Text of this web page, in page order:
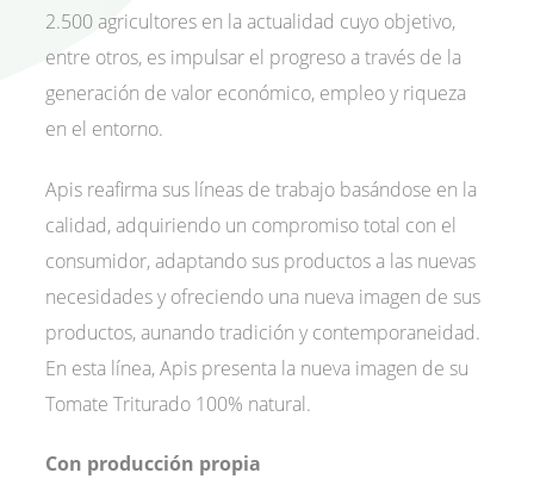
2.500 agricultores en la actualidad cuyo objetivo,
entre otros, es impulsar el progreso a través de la
generación de valor económico, empleo y riqueza
en el entorno.
Apis reafirma sus líneas de trabajo basándose en la
calidad, adquiriendo un compromiso total con el
consumidor, adaptando sus productos a las nuevas
necesidades y ofreciendo una nueva imagen de sus
productos, aunando tradición y contemporaneidad.
En esta línea, Apis presenta la nueva imagen de su
Tomate Triturado 100% natural.
Con producción propia